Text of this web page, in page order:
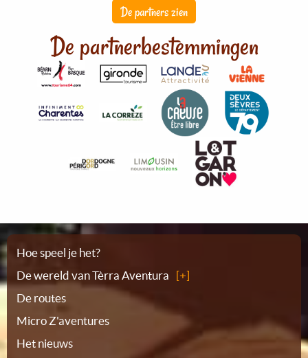
De partners zien
De partnerbestemmingen
Plattegrond
Hoe speel je het?
De wereld van Tèrra Aventura
De routes
Micro Z'aventures
Het nieuws